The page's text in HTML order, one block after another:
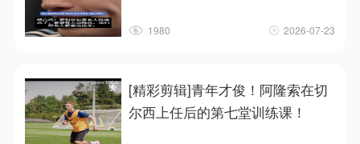
1980 2026-07-23
[精彩剪辑]青年才俊！阿隆索在切
尔西上任后的第七堂训练课！